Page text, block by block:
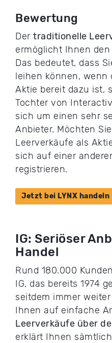
Bewertung
Der traditionelle
ermöglicht Ihnen
Das bedeutet, dass
leihen können, wenn
Aktie bereit dazu ist,
Tochter von
sich um einen sehr
Anbieter. Möchten
Leerverkäufe als
sich auf einer
registrieren.
Jetzt bei LYNX handeln
IG: Seriöser
Handel
Rund 180.000
IG, das bereits 1974
seitdem immer
Ihnen auf einfache
Leerverkäufe über
erklärt Ihnen